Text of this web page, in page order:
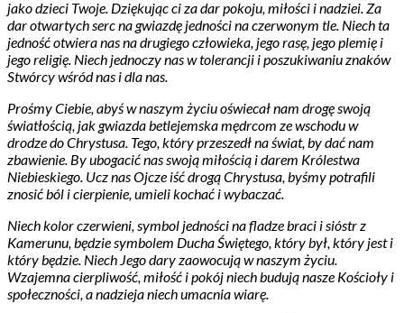
jako dzieci Twoje. Dziękując ci za dar pokoju, miłości i nadziei. Za
dar otwartych serc na gwiazdę jedności na czerwonym tle. Niech ta
jedność otwiera nas na drugiego człowieka, jego rasę, jego plemię i
jego religię. Niech jednoczy nas w tolerancji i poszukiwaniu znaków
Stwórcy wśród nas i dla nas.
Prośmy Ciebie, abyś w naszym życiu oświecał nam drogę swoją
światłością, jak gwiazda betlejemska mędrcom ze wschodu w
drodze do Chrystusa. Tego, który przeszedł na świat, by dać nam
zbawienie. By ubogacić nas swoją miłością i darem Królestwa
Niebieskiego. Ucz nas Ojcze iść drogą Chrystusa, byśmy potrafili
znosić ból i cierpienie, umieli kochać i wybaczać.
Niech kolor czerwieni, symbol jedności na fladze braci i sióstr z
Kamerunu, będzie symbolem Ducha Świętego, który był, który jest i
który będzie. Niech Jego dary zaowocują w naszym życiu.
Wzajemna cierpliwość, miłość i pokój niech budują nasze Kościoły i
społeczności, a nadzieja niech umacnia wiarę.